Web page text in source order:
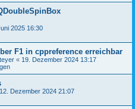
2025 16:30
F1 in cppreference erreichbar
« 19. Dezember 2024 13:17
12. Dezember 2024 21:07